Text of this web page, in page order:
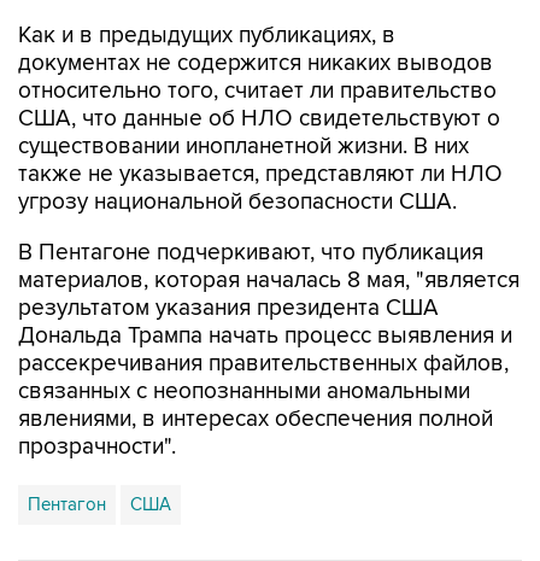
Как и в предыдущих публикациях, в
документах не содержится никаких выводов
относительно того, считает ли правительство
США, что данные об НЛО свидетельствуют о
существовании инопланетной жизни. В них
также не указывается, представляют ли НЛО
угрозу национальной безопасности США.
В Пентагоне подчеркивают, что публикация
материалов, которая началась 8 мая, "является
результатом указания президента США
Дональда Трампа начать процесс выявления и
рассекречивания правительственных файлов,
связанных с неопознанными аномальными
явлениями, в интересах обеспечения полной
прозрачности".
Пентагон США